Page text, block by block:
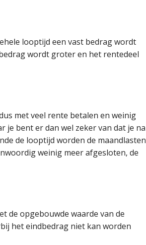
looptijd een vast bedrag wordt
wordt groter en het rentedeel
met veel rente betalen en weinig
je bent er dan wel zeker van dat je na
de looptijd worden de maandlasten
weinig meer afgesloten, de
de opgebouwde waarde van de
het eindbedrag niet kan worden